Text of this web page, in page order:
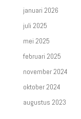
januari 2026
juli 2025
mei 2025
februari 2025
november 2024
oktober 2024
augustus 2023